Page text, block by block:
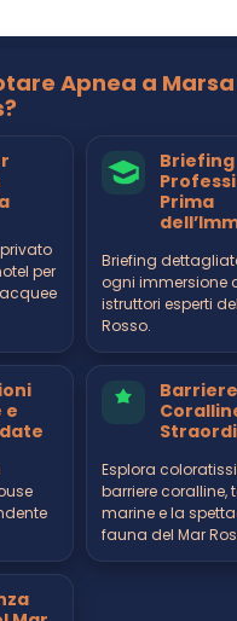
Apnea a
per
Briefing
Prima
Briefing
ogni immersione
istruttori esperti
Rosso.
e
Barriere
Esplora
barriere coralline,
marine e la
fauna del Mar